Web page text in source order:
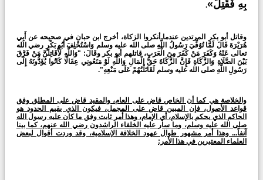
بِهِ فَقُتِلَ».
وقاتل أبو بكر المرتدين عندما أنكروا الزكاة، أخرج ابن حبان في صحيحه عن أَبِي
هُرَيْرَةَ قَالَ لَمَّا تُوُفِّيَ رَسُولُ اللَّهِ صلى الله عليه وسلم وَاسْتُخْلِفَ أَبُو بَكْرٍ رضي الله
تعالى عَنْهُ وَكَفَرَ مَنْ كَفَرَ مِنَ الْعَرَبِ، قاتلهم أبو بكر وقَالَ: "وَاللَّهِ لَأُقَاتِلَنَّ مَنْ فَرَّقَ
بَيْنَ الصَّلَاةِ وَالزَّكَاةِ فَإِنَّ الزَّكَاةَ حَقُّ الْمَالِ وَاللَّهِ لَوْ مَنَعُونِي عِقَالًا كَانُوا يُؤَدُّونَهُ إِلَى
رَسُولِ اللَّهِ صلى الله عليه وسلم لَقَاتَلْتُهُمْ عَلَى مَنْعِهِ".
والخلاصة هي كما أن الخاص قاض على العام، والمقيد قاض على المطلق وفق
قواعد الأصول، فإن المبين قاض على المجمل، فيكون الذي يقيم الحدود هو
الحاكم الذي يحكم بالإسلام، أي الإمام، وهذا أمر ثابت وفق ما كان عليه رسول الله
صلى الله عليه وسلم، وما سار عليه الخلفاء الراشدون رضي الله عنهم، كما بينا
آنفاً... وهذا أمر مشهور طوال عهود الخلافة الإسلامية، وقد وردت أقوال لبعض
العلماء المعتبرين في هذا الأمر: